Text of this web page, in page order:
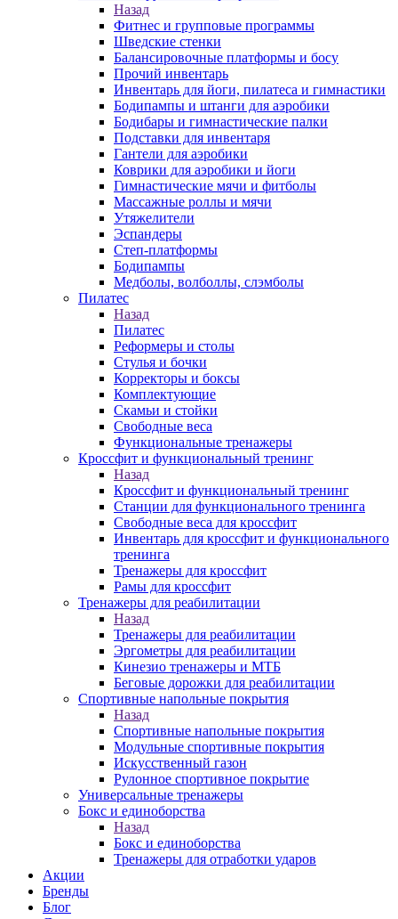
Назад
Фитнес и групповые программы
Шведские стенки
Балансировочные платформы и босу
Прочий инвентарь
Инвентарь для йоги, пилатеса и гимнастики
Бодипампы и штанги для аэробики
Бодибары и гимнастические палки
Подставки для инвентаря
Гантели для аэробики
Коврики для аэробики и йоги
Гимнастические мячи и фитболы
Массажные роллы и мячи
Утяжелители
Эспандеры
Степ-платформы
Бодипампы
Медболы, волболлы, слэмболы
Пилатес
Назад
Пилатес
Реформеры и столы
Стулья и бочки
Корректоры и боксы
Комплектующие
Скамьи и стойки
Свободные веса
Функциональные тренажеры
Кроссфит и функциональный тренинг
Назад
Кроссфит и функциональный тренинг
Станции для функционального тренинга
Свободные веса для кроссфит
Инвентарь для кроссфит и функционального
тренинга
Тренажеры для кроссфит
Рамы для кроссфит
Тренажеры для реабилитации
Назад
Тренажеры для реабилитации
Эргометры для реабилитации
Кинезио тренажеры и МТБ
Беговые дорожки для реабилитации
Спортивные напольные покрытия
Назад
Спортивные напольные покрытия
Модульные спортивные покрытия
Искусственный газон
Рулонное спортивное покрытие
Универсальные тренажеры
Бокс и единоборства
Назад
Бокс и единоборства
Тренажеры для отработки ударов
Акции
Бренды
Блог